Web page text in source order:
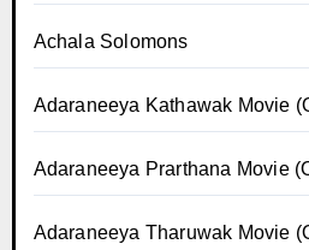
Achala Solomons
Adaraneeya Kathawak Movie
Adaraneeya Prarthana Movie
Adaraneeya Tharuwak Movie